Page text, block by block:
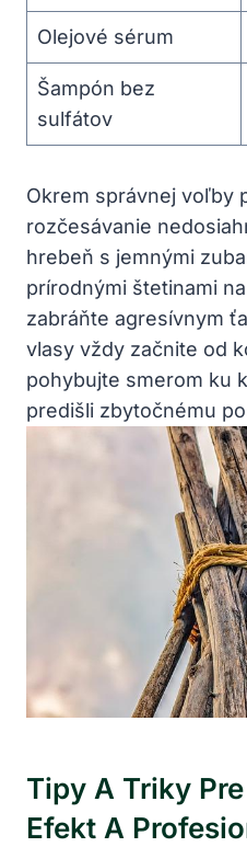
Olejové sérum
Šampón bez
sulfátov
Okrem správnej voľby
rozčesávanie
hrebeň s jemnými
prírodnými štetinami
zabráňte agresívnym
vlasy vždy začnite od
pohybujte smerom ku
predišli zbytočnému
Tipy A Triky
Efekt A